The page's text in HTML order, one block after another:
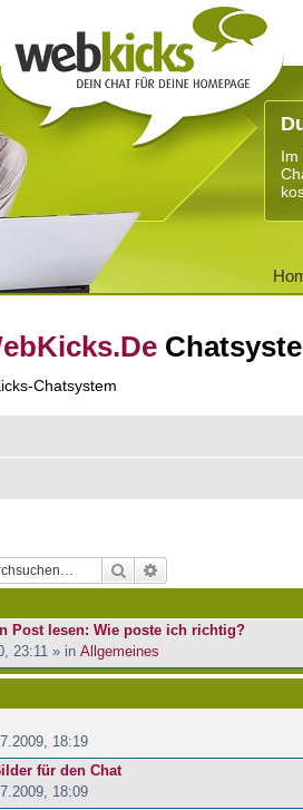
Im
Chatsystem
Suche
Post lesen: Wie poste ich richtig?
23:11 » in Allgemeines
18:19
für den Chat
18:09